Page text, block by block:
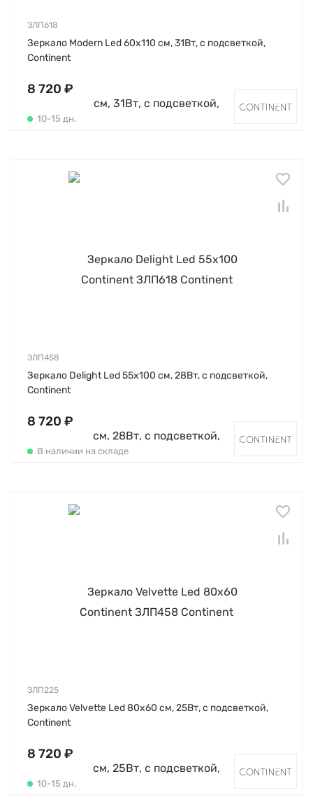
ЗЛП618
Зеркало Modern Led 60х110 см, 31Вт, с подсветкой,
Continent
8 720 ₽
10-15 дн.
ЗЛП458
Зеркало Delight Led 55х100 см, 28Вт, с подсветкой,
Continent
8 720 ₽
В наличии на складе
ЗЛП225
Зеркало Velvette Led 80х60 см, 25Вт, с подсветкой,
Continent
8 720 ₽
10-15 дн.